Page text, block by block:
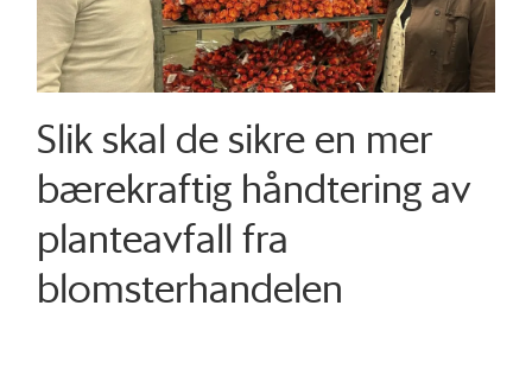
Slik skal de sikre en mer
bærekraftig håndtering av
planteavfall fra
blomsterhandelen